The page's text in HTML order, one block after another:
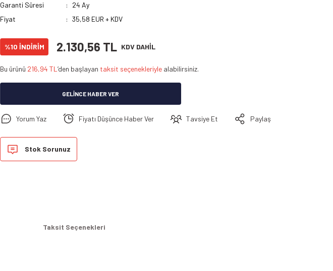
Garanti Süresi
24 Ay
Fiyat
35,58 EUR + KDV
%10 İNDİRİM 2.130,56 TL KDV DAHİL
Bu ürünü 216,94 TL ’den başlayan taksit seçenekleriyle alabilirsiniz.
GELINCE HABER VER
Yorum Yaz Fiyatı Düşünce Haber Ver Tavsiye Et Paylaş
Stok Sorunuz
Taksit Seçenekleri